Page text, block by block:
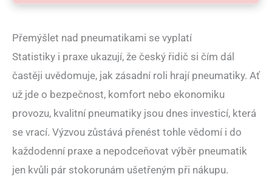
Přemýšlet nad pneumatikami se vyplatí
Statistiky i praxe ukazují, že český řidič si čím dál
častěji uvědomuje, jak zásadní roli hrají pneumatiky. Ať
už jde o bezpečnost, komfort nebo ekonomiku
provozu, kvalitní pneumatiky jsou dnes investicí, která
se vrací. Výzvou zůstává přenést tohle vědomí i do
každodenní praxe a nepodceňovat výběr pneumatik
jen kvůli pár stokorunám ušetřeným při nákupu.